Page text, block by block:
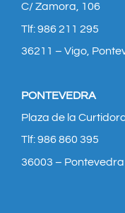
C/ Zamora, 106
Tlf: 986 211 295
36211 – Vigo,
PONTEVEDRA
Plaza de la
Tlf: 986 860 395
36003 – Pontevedra